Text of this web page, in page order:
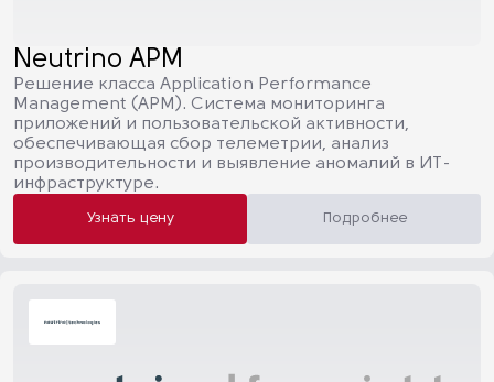
Neutrino APM
Решение класса Application Performance
Management (APM). Система мониторинга
приложений и пользовательской активности,
обеспечивающая сбор телеметрии, анализ
производительности и выявление аномалий в ИТ-
инфраструктуре.
Узнать цену Подробнее